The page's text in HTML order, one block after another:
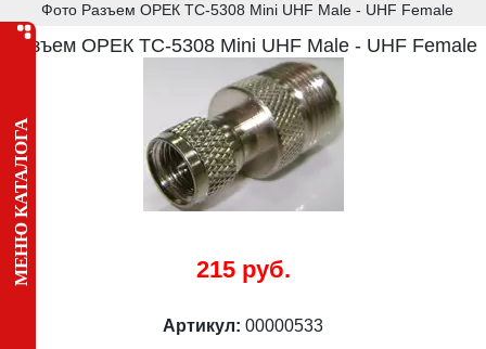
МЕНЮ КАТАЛОГА
Фото Разъем ОРЕК TC-5308 Mini UHF Male - UHF Female
Разъем ОРЕК TC-5308 Mini UHF Male - UHF Female
215 руб.
Артикул: 00000533